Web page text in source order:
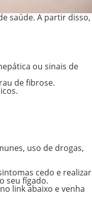
saúde. A partir disso,
ou sinais de
de fibrose.
uso de drogas,
cedo e realizar
seu fígado.
link abaixo e venha